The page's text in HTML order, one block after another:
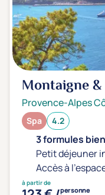
Montaigne &
Provence-Alpes
Spa 4.2
3 formules
Petit déjeuner
Accès à
à partir de
personne